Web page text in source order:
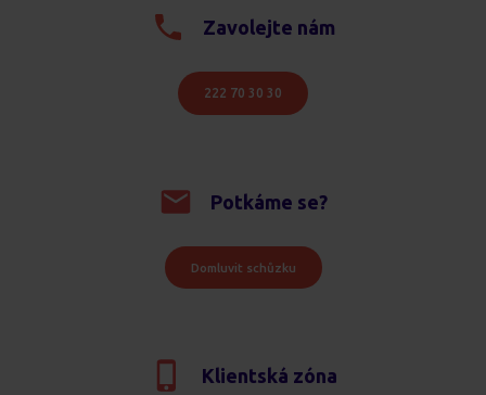
Zavolejte nám
222 70 30 30
Potkáme se?
Domluvit schůzku
Klientská zóna